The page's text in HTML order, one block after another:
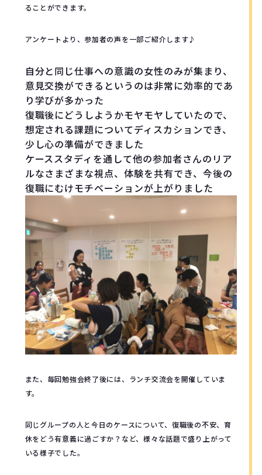
ることができます。
アンケートより、参加者の声を一部ご紹介します♪
自分と同じ仕事への意識の女性のみが集まり、
意見交換ができるというのは非常に効率的であ
り学びが多かった
復職後にどうしようかモヤモヤしていたので、
想定される課題についてディスカションでき、
少し心の準備ができました
ケーススタディを通して他の参加者さんのリア
ルなさまざまな視点、体験を共有でき、今後の
復職にむけモチベーションが上がりました
また、毎回勉強会終了後には、ランチ交流会を開催していま
す。
同じグループの人と今日のケースについて、復職後の不安、育
休をどう有意義に過ごすか？など、様々な話題で盛り上がって
いる様子でした。